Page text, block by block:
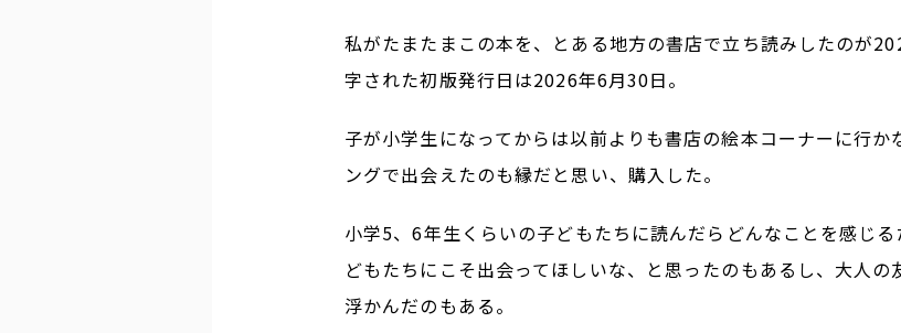
私がたまたまこの本を、とある地方の書店で立ち読みしたのが
字された初版発行日は2026年6月30日。
子が小学生になってからは以前よりも書店の絵本コーナーに行か
ングで出会えたのも縁だと思い、購入した。
小学5、6年生くらいの子どもたちに読んだらどんなことを感じ
どもたちにこそ出会ってほしいな、と思ったのもあるし、大人の
浮かんだのもある。